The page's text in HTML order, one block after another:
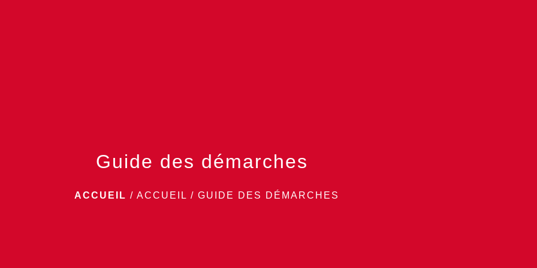
Guide des démarches
ACCUEIL / ACCUEIL / GUIDE DES DÉMARCHES